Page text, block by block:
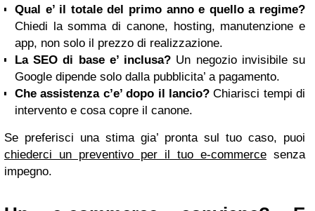
Qual e’ il totale del primo anno e quello a regime?
Chiedi la somma di canone, hosting, manutenzione e
app, non solo il prezzo di realizzazione.
La SEO di base e’ inclusa? Un negozio invisibile su
Google dipende solo dalla pubblicita’ a pagamento.
Che assistenza c’e’ dopo il lancio?Chiarisci tempi di
intervento e cosa copre il canone.
Se preferisci una stima gia’ pronta sul tuo caso, puoi
chiederci un preventivo per il tuo e-commerce senza
impegno.